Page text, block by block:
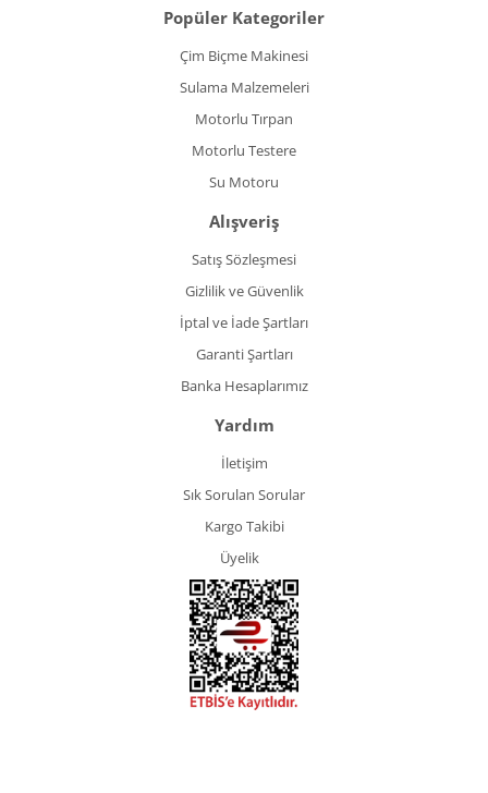
Popüler Kategoriler
Çim Biçme Makinesi
Sulama Malzemeleri
Motorlu Tırpan
Motorlu Testere
Su Motoru
Alışveriş
Satış Sözleşmesi
Gizlilik ve Güvenlik
İptal ve İade Şartları
Garanti Şartları
Banka Hesaplarımız
Yardım
İletişim
Sık Sorulan Sorular
Kargo Takibi
Üyelik